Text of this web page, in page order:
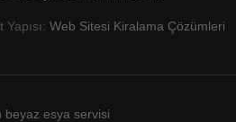
Yapısı: Web Sitesi Kiralama Çözümleri
beyaz esya servisi